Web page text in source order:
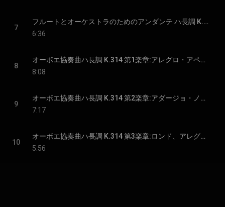
7
フルートとオーケストラのためのアンダンテ ハ長調 K.315(285e)
6:36
8
オーボエ協奏曲ハ長調 K.314 第1楽章:アレグロ・アペルト
8:08
9
オーボエ協奏曲ハ長調 K.314 第2楽章:アダージョ・ノン・トロッポ
7:17
10
オーボエ協奏曲ハ長調 K.314 第3楽章:ロンド、アレグレット
5:56